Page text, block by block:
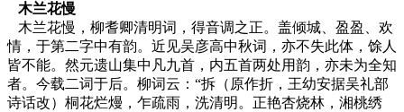
木兰花慢
木兰花慢，柳耆卿清明词，得音调之正。盖倾城、盈盈、欢
情，于第二字中有韵。近见吴彦高中秋词，亦不失此体，馀人
皆不能。然元遗山集中凡九首，内五首两处用韵，亦未为全知
者。今载二词于后。柳词云：“拆（原作折，王幼安据吴礼部
诗话改）桐花烂熳，乍疏雨，洗清明。正艳杏烧林，湘桃绣